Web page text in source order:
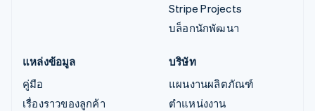
Stripe Projects
บล็อกนักพัฒนา
แหล่งข้อมูล
คู่มือ
เรื่องราวของลูกค้า
บริษัท
แผนงานผลิตภัณฑ์
ตำแหน่งงาน